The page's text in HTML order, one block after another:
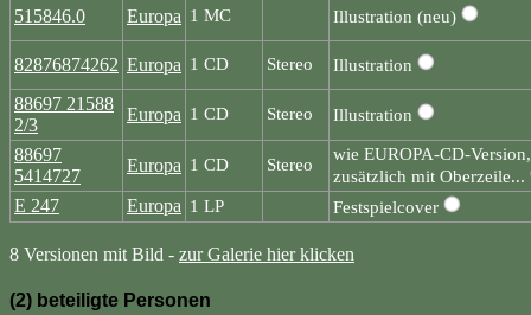
515846.0 Europa 1 MC Illustration (neu)
82876874262 Europa 1 CD Stereo Illustration
88697 21588
2/3
Europa 1 CD Stereo Illustration
88697
5414727
Europa 1 CD Stereo
wie EUROPA-CD-Version,
zusätzlich mit Oberzeile...
E 247 Europa 1 LP Festspielcover
8 Versionen mit Bild - zur Galerie hier klicken
(2) beteiligte Personen